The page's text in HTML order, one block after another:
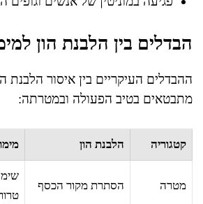
הבדלים בין הלבנת הון
ההבדלים העיקריים בין איסור הלבנת
מתבטאים בטיב הפעולה ובמטרתה:
קטגוריה הלבנת הון
מטרה הסתרת מקור הכסף